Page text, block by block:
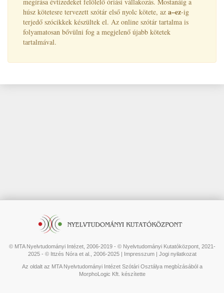
húsz kötetesre tervezett szótár első nyolc kötete, az a–ez-ig
terjedő szócikkek készültek el. Az online szótár tartalma is
folyamatosan bővülni fog a megjelenő újabb kötetek
tartalmával.
© MTA Nyelvtudományi Intézet, 2006-2019 - © Nyelvtudományi Kutatóközpont, 2021-
2025 - © Ittzés Nóra et al., 2006-2025 | Impresszum| Jogi nyilatkozat
Az oldalt az MTA Nyelvtudományi Intézet Szótári Osztálya megbízásából a
MorphoLogic Kft. készítette